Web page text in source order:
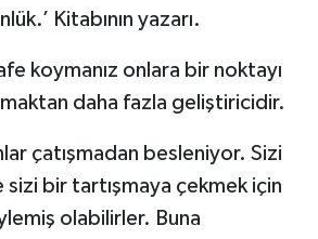
Kitabının yazarı.
koymanız onlara bir noktayı
daha fazla geliştiricidir.
çatışmadan besleniyor. Sizi
bir tartışmaya çekmek için
olabilirler. Buna